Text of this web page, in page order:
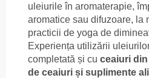
uleiurile în aromaterapie,
aromatice sau difuzoare, la
practicii de yoga de
Experiența utilizării
completată și cu ceaiuri
de ceaiuri și suplimente